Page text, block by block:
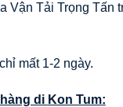
Vận Tải Trọng Tấn
chỉ mất 1-2 ngày.
di Kon Tum: